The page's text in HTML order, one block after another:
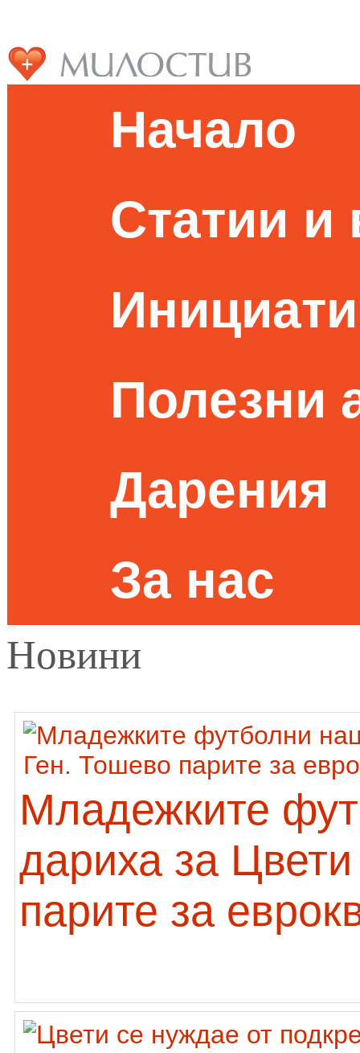
Начало
Статии и
Полезни
Дарения
За нас
Новини
Младежките
дариха за
парите за